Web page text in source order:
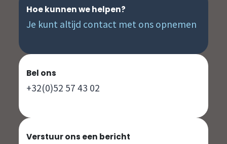
Hoe kunnen we helpen?
Je kunt altijd contact met ons opnemen
Bel ons
+32(0)52 57 43 02
Verstuur ons een bericht